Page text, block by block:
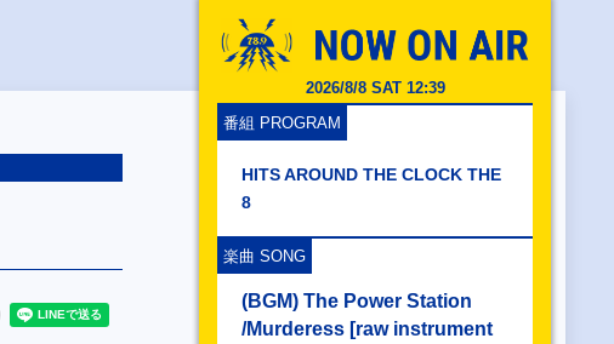
2026/8/8 SAT 12:39
番組 PROGRAM
HITS AROUND THE CLOCK THE
8
楽曲 SONG
(BGM) The Power Station
/Murderess [raw instrument